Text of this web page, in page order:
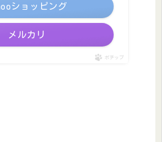
ショッピング
メルカリ
ポチップ